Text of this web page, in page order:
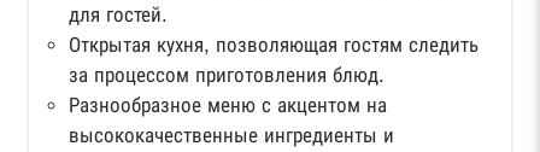
для гостей.
Открытая кухня, позволяющая гостям следить
за процессом приготовления блюд.
Разнообразное меню с акцентом на
высококачественные ингредиенты и